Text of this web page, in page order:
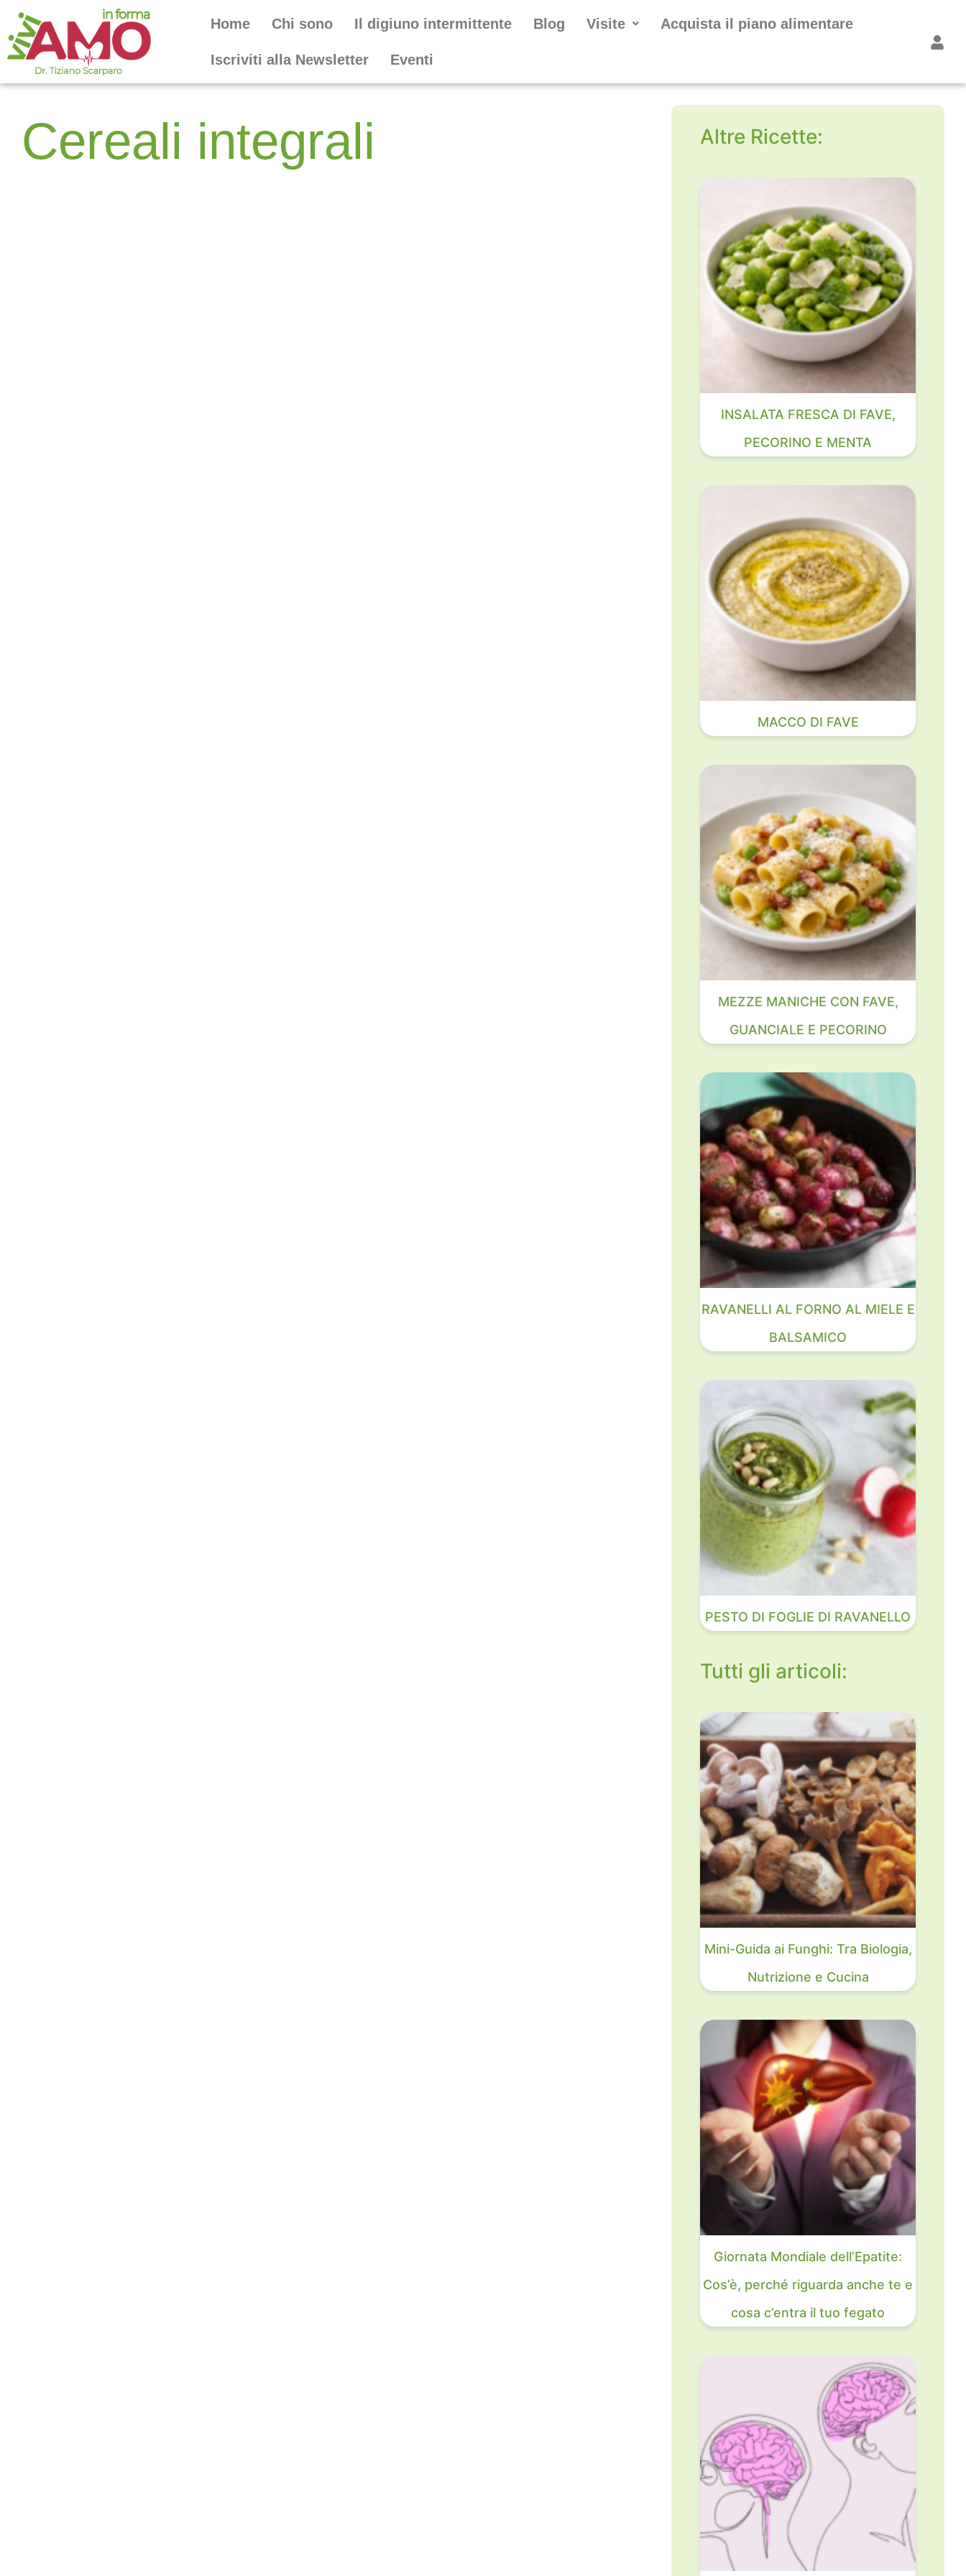
Home Chi sono Il digiuno intermittente Blog Visite Acquista il piano alimentare
Iscriviti alla Newsletter Eventi
Cereali integrali Altre Ricette:
INSALATA FRESCA DI FAVE,
PECORINO E MENTA
MACCO DI FAVE
MEZZE MANICHE CON FAVE,
GUANCIALE E PECORINO
RAVANELLI AL FORNO AL MIELE E
BALSAMICO
PESTO DI FOGLIE DI RAVANELLO
Tutti gli articoli:
Mini-Guida ai Funghi: Tra Biologia,
Nutrizione e Cucina
Giornata Mondiale dell’Epatite:
Cos’è, perché riguarda anche te e
cosa c’entra il tuo fegato